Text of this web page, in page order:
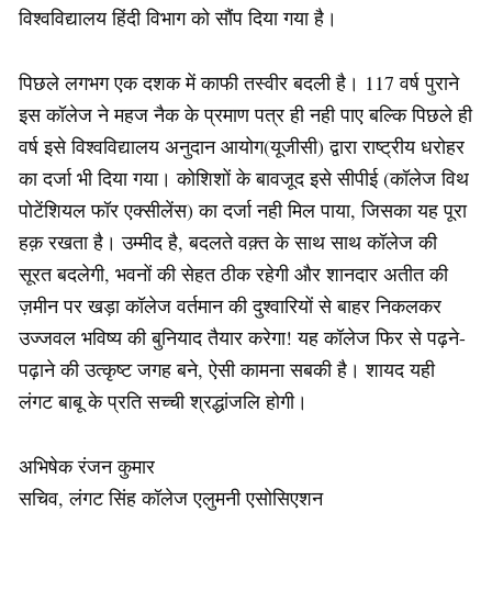
विश्वविद्यालय हिंदी विभाग को सौंप दिया गया है।
पिछले लगभग एक दशक में काफी तस्वीर बदली है। 117 वर्ष पुराने
इस कॉलेज ने महज नैक के प्रमाण पत्र ही नही पाए बल्कि पिछले ही
वर्ष इसे विश्वविद्यालय अनुदान आयोग(यूजीसी) द्वारा राष्ट्रीय धरोहर
का दर्जा भी दिया गया। कोशिशों के बावजूद इसे सीपीई (कॉलेज विथ
पोटेंशियल फॉर एक्सीलेंस) का दर्जा नही मिल पाया, जिसका यह पूरा
हक़ रखता है। उम्मीद है, बदलते वक़्त के साथ साथ कॉलेज की
सूरत बदलेगी, भवनों की सेहत ठीक रहेगी और शानदार अतीत की
ज़मीन पर खड़ा कॉलेज वर्तमान की दुश्वारियों से बाहर निकलकर
उज्जवल भविष्य की बुनियाद तैयार करेगा! यह कॉलेज फिर से पढ़ने-
पढ़ाने की उत्कृष्ट जगह बने, ऐसी कामना सबकी है। शायद यही
लंगट बाबू के प्रति सच्ची श्रद्धांजलि होगी।
अभिषेक रंजन कुमार
सचिव, लंगट सिंह कॉलेज एलुमनी एसोसिएशन